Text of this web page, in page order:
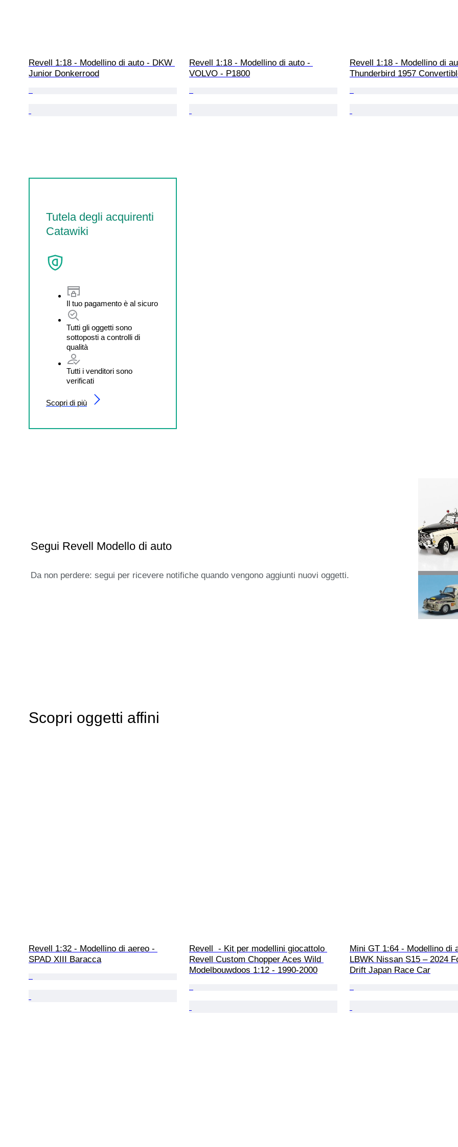
Revell 1:18 - Modellino di auto - DKW
Junior Donkerrood
Revell 1:18 - Modellino di auto -
VOLVO - P1800
Revell 1:18 - Modellino di
Thunderbird 1957
Tutela degli acquirenti
Catawiki
Il tuo pagamento è al sicuro
Tutti gli oggetti sono
sottoposti a controlli di
qualità
Tutti i venditori sono
verificati
Scopri di più
Segui Revell Modello di auto
Da non perdere: segui per ricevere notifiche quando vengono aggiunti nuovi oggetti.
Scopri oggetti affini
Revell 1:32 - Modellino di aereo -
SPAD XIII Baracca
Revell  - Kit per modellini giocattolo
Revell Custom Chopper Aces Wild
Modelbouwdoos 1:12 - 1990-2000
Mini GT 1:64 - Modellino di
LBWK Nissan S15 – 2024
Drift Japan Race Car